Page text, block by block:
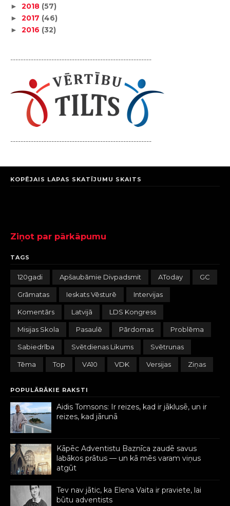
► 2018 (57)
► 2017 (46)
► 2016 (32)
-------------------------------------------------------
-------------------------------------------------------
KOPĒJAIS LAPAS SKATĪJUMU SKAITS
Ziņot par pārkāpumu
TAGS
120gadi Apšaubāmie Divpadsmit AToday GC
Grāmatas Ieskats Vēsturē Intervijas
Komentārs Latvijā LDS Kongress
Misijas Skola Pasaulē Pārdomas Problēma
Sabiedrība Svētdienas Likums Svētrunas
Tēma Top VA10 VDK Versijas Ziņas
POPULĀRĀKIE RAKSTI
Aidis Tomsons: Ir reizes, kad ir jāklusē, un ir
reizes, kad jārunā
Kāpēc Adventistu Baznīca zaudē savus
labākos prātus — un kā mēs varam viņus
atgūt
Tev nav jātic, ka Elena Vaita ir praviete, lai
būtu adventists